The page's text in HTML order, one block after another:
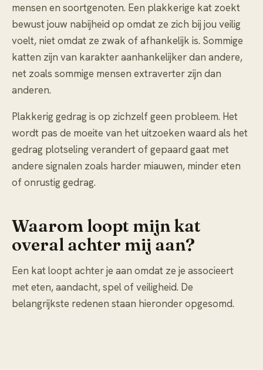
mensen en soortgenoten. Een plakkerige kat zoekt
bewust jouw nabijheid op omdat ze zich bij jou veilig
voelt, niet omdat ze zwak of afhankelijk is. Sommige
katten zijn van karakter aanhankelijker dan andere,
net zoals sommige mensen extraverter zijn dan
anderen.
Plakkerig gedrag is op zichzelf geen probleem. Het
wordt pas de moeite van het uitzoeken waard als het
gedrag plotseling verandert of gepaard gaat met
andere signalen zoals harder miauwen, minder eten
of onrustig gedrag.
Waarom loopt mijn kat
overal achter mij aan?
Een kat loopt achter je aan omdat ze je associeert
met eten, aandacht, spel of veiligheid. De
belangrijkste redenen staan hieronder opgesomd.